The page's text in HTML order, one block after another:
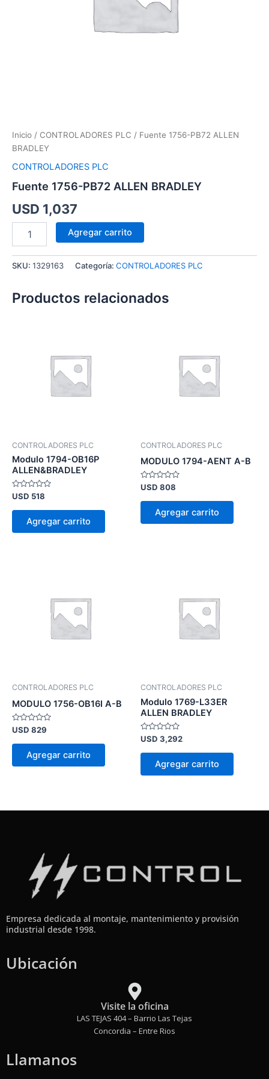
Inicio / CONTROLADORES PLC / Fuente 1756-PB72 ALLEN
BRADLEY
CONTROLADORES PLC
Fuente 1756-PB72 ALLEN BRADLEY
USD 1,037
Agregar carrito
SKU: 1329163 Categoría: CONTROLADORES PLC
Productos relacionados
CONTROLADORES PLC
Modulo 1794-OB16P
ALLEN&BRADLEY
Valorado
0
USD 518
Agregar carrito
CONTROLADORES PLC
MODULO 1794-AENT A-B
Valorado
0
USD 808
Agregar carrito
CONTROLADORES PLC
MODULO 1756-OB16I A-B
Valorado
en
0
USD 829
Agregar carrito
CONTROLADORES PLC
Modulo 1769-L33ER
ALLEN BRADLEY
Valorado
en
0
USD 3,292
Agregar carrito
Empresa dedicada al montaje, mantenimiento y provisión
industrial desde 1998.
Ubicación
Visite la oficina
LAS TEJAS 404 – Barrio Las Tejas
Concordia – Entre Rios
Llamanos